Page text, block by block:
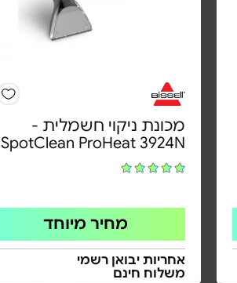
מכונת ניקוי חשמלית -
SpotClean ProHeat 3924N
מחיר מיוחד
אחריות יבואן רשמי
משלוח חינם